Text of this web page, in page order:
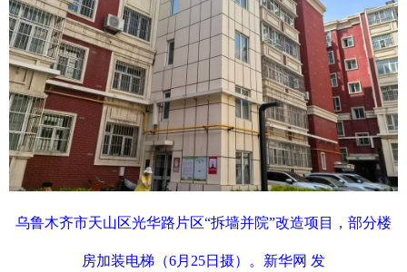
乌鲁木齐市天山区光华路片区“拆墙并院”改造项目，部分楼
房加装电梯（6月25日摄）。新华网 发